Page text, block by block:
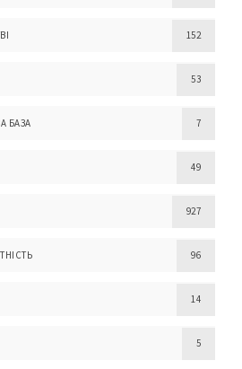
152
53
БАЗА 7
49
927
96
14
5